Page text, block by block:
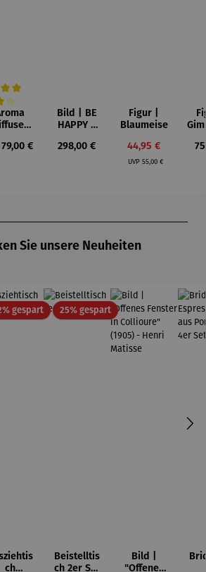
Bewertung von 4 von 5 Sternen
– Preis:
79,00 €
Bild | BE
HAPPY –
Pfannsch
Regulärer Preis:
298,00 €
Figur |
Blaumeise
Verkaufspreis:
44,95 €
UVP Regulärer Preis:
55,00 €
Sie unsere Neuheiten
gespartRabatt
ch
25% gespartRabatt
Beistelltis
ch 2er Set
Bild |
"Offenes